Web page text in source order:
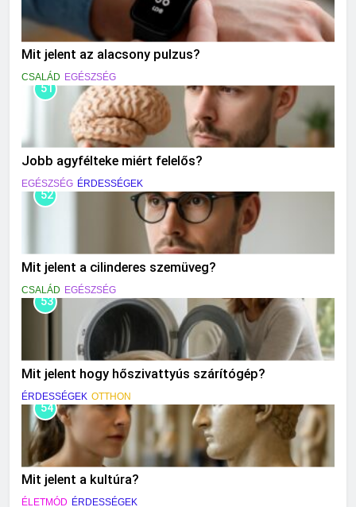
Mit jelent az alacsony pulzus?
CSALÁD EGÉSZSÉG
51
Jobb agyfélteke miért felelős?
EGÉSZSÉG ÉRDESSÉGEK
52
Mit jelent a cilinderes szemüveg?
CSALÁD EGÉSZSÉG
53
Mit jelent hogy hőszivattyús szárítógép?
ÉRDESSÉGEK OTTHON
54
Mit jelent a kultúra?
ÉLETMÓD ÉRDESSÉGEK